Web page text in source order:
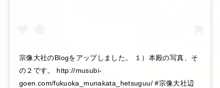
宗像大社のBlogをアップしました。 １）本殿の写真、そ
の２です。 http://musubi-
goen.com/fukuoka_munakata_hetsuguu/ #宗像大社辺